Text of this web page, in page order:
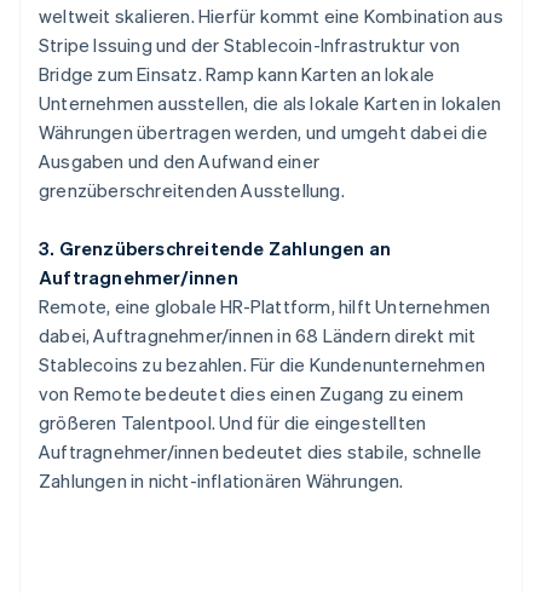
weltweit skalieren. Hierfür kommt eine Kombination aus
Stripe Issuing und der Stablecoin-Infrastruktur von
Bridge zum Einsatz. Ramp kann Karten an lokale
Unternehmen ausstellen, die als lokale Karten in lokalen
Währungen übertragen werden, und umgeht dabei die
Ausgaben und den Aufwand einer
grenzüberschreitenden Ausstellung.
3. Grenzüberschreitende Zahlungen an
Auftragnehmer/innen
Remote, eine globale HR-Plattform, hilft Unternehmen
dabei, Auftragnehmer/innen in 68 Ländern direkt mit
Stablecoins zu bezahlen. Für die Kundenunternehmen
von Remote bedeutet dies einen Zugang zu einem
größeren Talentpool. Und für die eingestellten
Auftragnehmer/innen bedeutet dies stabile, schnelle
Zahlungen in nicht-inflationären Währungen.
Australien
English
Belgien
Nederlands Français DeutschEnglish
Português English
Bulgarien